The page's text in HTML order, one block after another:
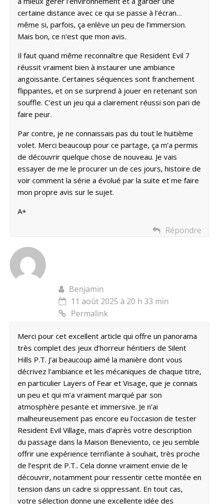
certaine distance avec ce qui se passe à l’écran…
même si, parfois, ça enlève un peu de l’immersion.
Mais bon, ce n’est que mon avis.
Il faut quand même reconnaître que Resident Evil 7
réussit vraiment bien à instaurer une ambiance
angoissante. Certaines séquences sont franchement
flippantes, et on se surprend à jouer en retenant son
souffle. C’est un jeu qui a clairement réussi son pari de
faire peur.
Par contre, je ne connaissais pas du tout le huitième
volet. Merci beaucoup pour ce partage, ça m’a permis
de découvrir quelque chose de nouveau. Je vais
essayer de me le procurer un de ces jours, histoire de
voir comment la série a évolué par la suite et me faire
mon propre avis sur le sujet.
A+
Répondre
Benjamin
11 août 2025 à 20 h 33 min
Permalink
Merci pour cet excellent article qui offre un panorama
très complet des jeux d’horreur héritiers de Silent
Hills P.T. J’ai beaucoup aimé la manière dont vous
décrivez l’ambiance et les mécaniques de chaque titre,
en particulier Layers of Fear et Visage, que je connais
un peu et qui m’a vraiment marqué par son
atmosphère pesante et immersive. Je n’ai
malheureusement pas encore eu l’occasion de tester
Resident Evil Village, mais d’après votre description
du passage dans la Maison Beneviento, ce jeu semble
offrir une expérience terrifiante à souhait, très proche
de l’esprit de P.T.. Cela donne vraiment envie de le
découvrir, notamment pour ressentir cette montée en
tension dans un cadre si oppressant. En tout cas,
votre sélection donne une excellente idée des